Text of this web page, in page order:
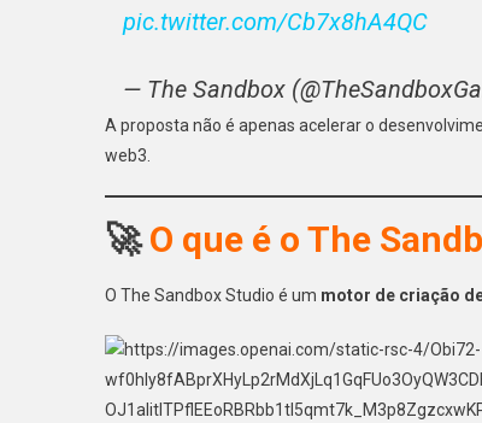
pic.twitter.com/Cb7x8hA4QC
— The Sandbox
A proposta não é apenas acelerar o
web3.
🚀O que é o The
O The Sandbox Studio é um motor de criação